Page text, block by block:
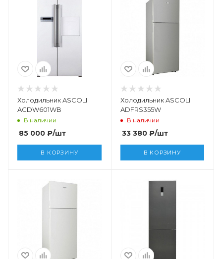
Холодильник ASCOLI
ACDW601WB
В наличии
85 000 ₽/шт
В КОРЗИНУ
Холодильник ASCOLI
ADFRS355W
В наличии
33 380₽/шт
В КОРЗИНУ